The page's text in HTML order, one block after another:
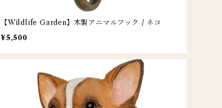
【Wildlife Garden】木製アニマルフック / ネコ
¥5,500